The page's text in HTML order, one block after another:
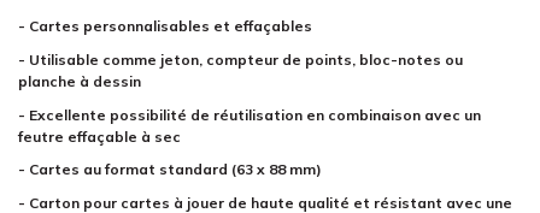
- Cartes personnalisables et effaçables
- Utilisable comme jeton, compteur de points, bloc-notes ou
planche à dessin
- Excellente possibilité de réutilisation en combinaison avec un
feutre effaçable à sec
- Cartes au format standard (63 x 88 mm)
- Carton pour cartes à jouer de haute qualité et résistant avec une